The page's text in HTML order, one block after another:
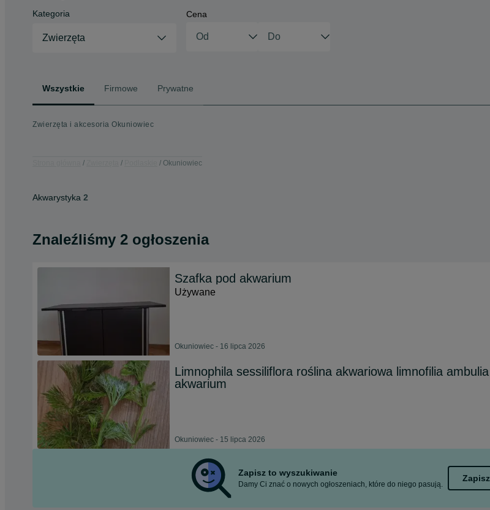
Kategoria
Zwierzęta
Cena
Wszystkie Firmowe Prywatne
Zwierzęta i akcesoria Okuniowiec
Okuniowiec
Akwarystyka 2
Znaleźliśmy 2 ogłoszenia
Szafka pod akwarium
Używane
Okuniowiec - 16 lipca 2026
Limnophila sessiliflora roślina akwariowa limnofilia ambulia
akwarium
Okuniowiec - 15 lipca 2026
Zapisz to wyszukiwanie
Damy Ci znać o nowych ogłoszeniach, które do niego pasują.
Zapisz